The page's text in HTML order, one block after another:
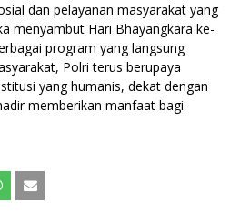
dan pelayanan masyarakat yang
menyambut Hari Bhayangkara ke-
program yang langsung
Polri terus berupaya
yang humanis, dekat dengan
memberikan manfaat bagi